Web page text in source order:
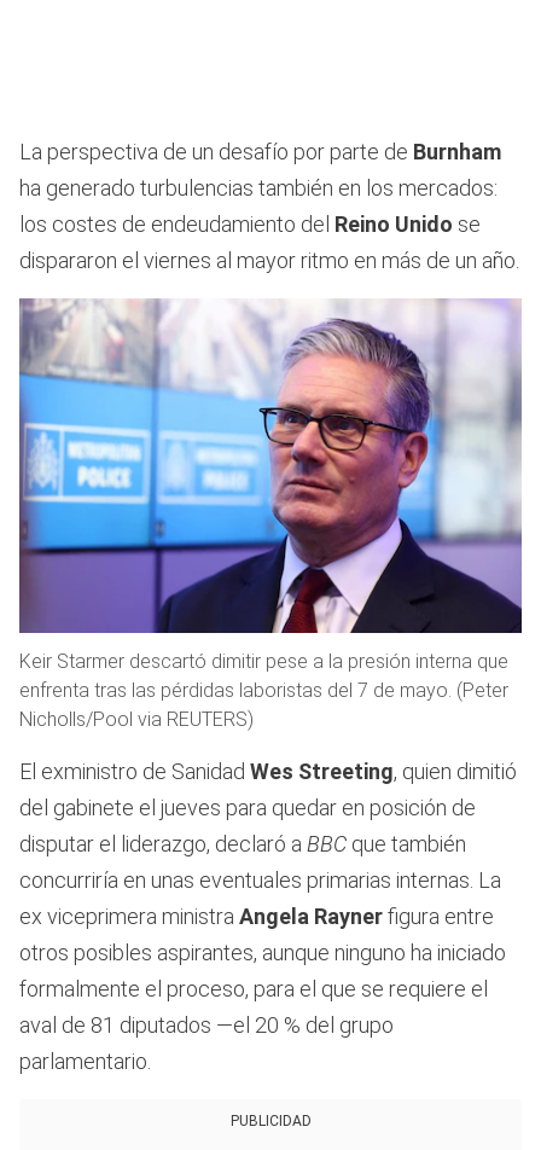
La perspectiva de un desafío por parte de Burnham
ha generado turbulencias también en los mercados:
los costes de endeudamiento del Reino Unido se
dispararon el viernes al mayor ritmo en más de un año.
Keir Starmer descartó dimitir pese a la presión interna que
enfrenta tras las pérdidas laboristas del 7 de mayo. (Peter
Nicholls/Pool via REUTERS)
El exministro de Sanidad Wes Streeting, quien dimitió
del gabinete el jueves para quedar en posición de
disputar el liderazgo, declaró a BBC que también
concurriría en unas eventuales primarias internas. La
ex viceprimera ministra Angela Raynerfigura entre
otros posibles aspirantes, aunque ninguno ha iniciado
formalmente el proceso, para el que se requiere el
aval de 81 diputados —el 20 % del grupo
parlamentario.
PUBLICIDAD